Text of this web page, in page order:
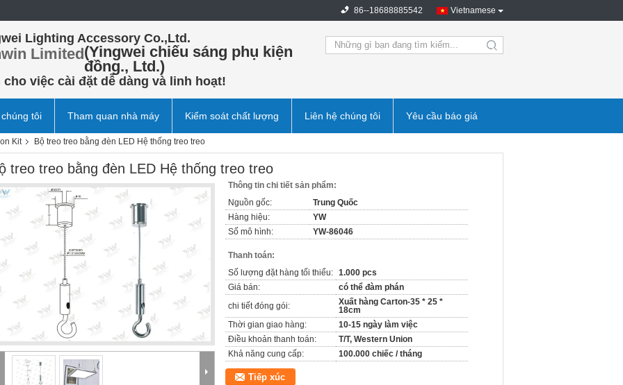
Vietnamese
86--18688885542
Lighting Accessory Co.,Ltd.
Limited(Yingwei chiếu sáng phụ kiện
đồng., Ltd.)
cho việc cài đặt dễ dàng và linh hoạt!
search
tôi Tham quan nhà máy Kiểm soát chất lượng Liên hệ chúng tôi Yêu cầu báo giá
Kit Bộ treo treo bằng đèn LED Hệ thống treo treo
treo treo bằng đèn LED Hệ thống treo treo
Thông tin chi tiết sản phẩm:
Nguồn gốc:
Trung Quốc
Hàng hiệu:
YW
Số mô hình:
YW-86046
Thanh toán:
Số lượng đặt hàng tối thiểu: 1.000 pcs
Giá bán:
có thể đàm phán
chi tiết đóng gói:
Xuất hàng Carton-35 * 25 *
18cm
Thời gian giao hàng:
10-15 ngày làm việc
Điều khoản thanh toán:
T/T, Western Union
Khả năng cung cấp:
100.000 chiếc / tháng
Tiếp xúc